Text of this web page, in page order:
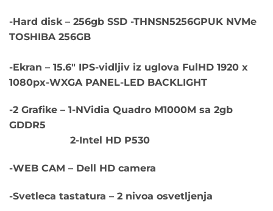
-Hard disk – 256gb SSD -THNSN5256GPUK NVMe
TOSHIBA 256GB
-Ekran – 15.6″ IPS-vidljiv iz uglova FulHD 1920 x
1080px-WXGA PANEL-LED BACKLIGHT
-2 Grafike – 1-NVidia Quadro M1000M sa 2gb
GDDR5
2-Intel HD P530
-WEB CAM – Dell HD camera
-Svetleca tastatura – 2 nivoa osvetljenja